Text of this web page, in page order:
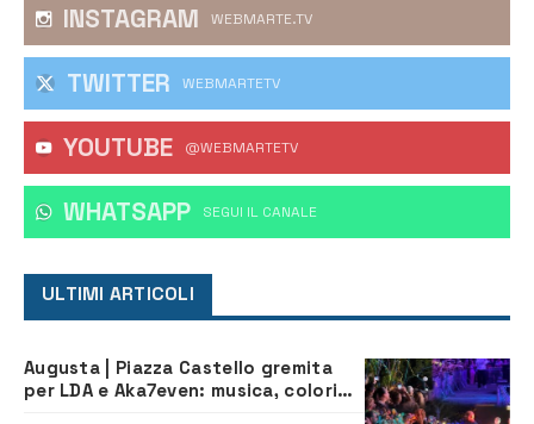
INSTAGRAM WEBMARTE.TV
TWITTER WEBMARTETV
YOUTUBE @WEBMARTETV
WHATSAPP ‎SEGUI IL CANALE
ULTIMI ARTICOLI
Augusta | Piazza Castello gremita
per LDA e Aka7even: musica, colori